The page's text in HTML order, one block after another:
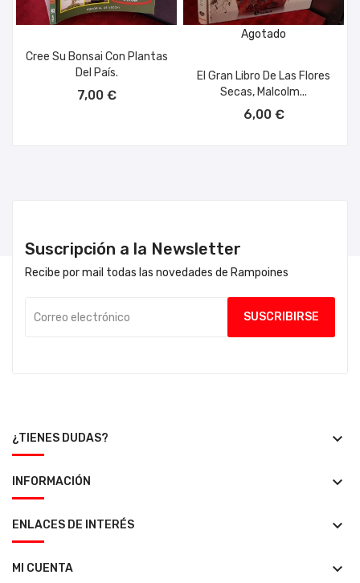
Cree Su Bonsai Con Plantas
Del País.
7,00 €
Agotado
El Gran Libro De Las Flores
Secas, Malcolm...
6,00 €
Suscripción a la Newsletter
Recibe por mail todas las novedades de Rampoines
¿TIENES DUDAS? keyboard_arrow_down
INFORMACIÓN keyboard_arrow_down
ENLACES DE INTERÉS keyboard_arrow_down
MI CUENTA keyboard_arrow_down